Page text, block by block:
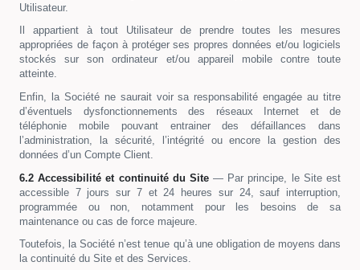
Utilisateur.
Il appartient à tout Utilisateur de prendre toutes les mesures
appropriées de façon à protéger ses propres données et/ou logiciels
stockés sur son ordinateur et/ou appareil mobile contre toute
atteinte.
Enfin, la Société ne saurait voir sa responsabilité engagée au titre
d’éventuels dysfonctionnements des réseaux Internet et de
téléphonie mobile pouvant entrainer des défaillances dans
l’administration, la sécurité, l’intégrité ou encore la gestion des
données d’un Compte Client.
6.2 Accessibilité et continuité du Site— Par principe, le Site est
accessible 7 jours sur 7 et 24 heures sur 24, sauf interruption,
programmée ou non, notamment pour les besoins de sa
maintenance ou cas de force majeure.
Toutefois, la Société n’est tenue qu’à une obligation de moyens dans
la continuité du Site et des Services.